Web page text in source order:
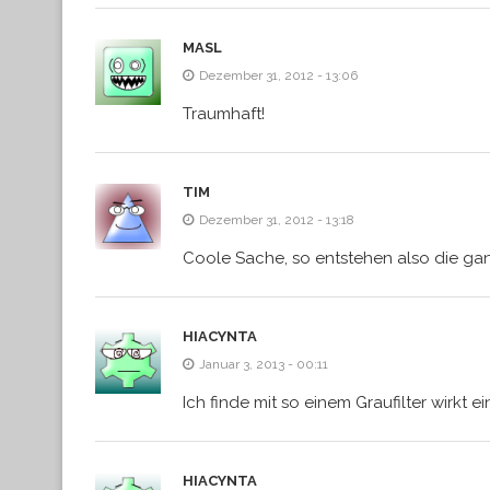
MASL
Dezember 31, 2012 - 13:06
Traumhaft!
TIM
Dezember 31, 2012 - 13:18
Coole Sache, so entstehen also die
HIACYNTA
Januar 3, 2013 - 00:11
Ich finde mit so einem Graufilter wirkt
HIACYNTA